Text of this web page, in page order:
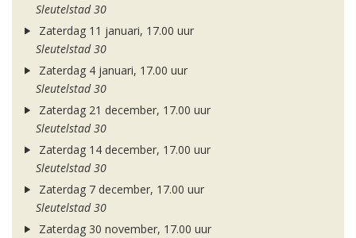
Sleutelstad 30
Zaterdag 11 januari, 17.00 uur
Sleutelstad 30
Zaterdag 4 januari, 17.00 uur
Sleutelstad 30
Zaterdag 21 december, 17.00 uur
Sleutelstad 30
Zaterdag 14 december, 17.00 uur
Sleutelstad 30
Zaterdag 7 december, 17.00 uur
Sleutelstad 30
Zaterdag 30 november, 17.00 uur